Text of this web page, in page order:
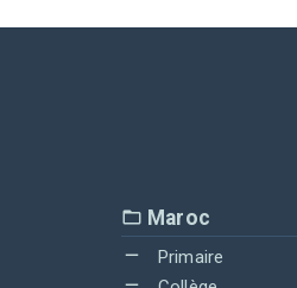
Maroc
Primaire